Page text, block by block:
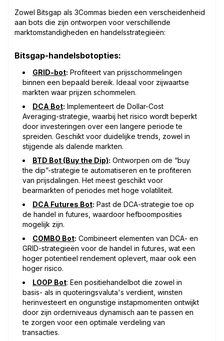
Zowel Bitsgap als 3Commas bieden een verscheidenheid
aan bots die zijn ontworpen voor verschillende
marktomstandigheden en handelsstrategieën:
Bitsgap-handelsbotopties:
GRID-bot: Profiteert van prijsschommelingen
binnen een bepaald bereik. Ideaal voor zijwaartse
markten waar prijzen schommelen.
DCA Bot: Implementeert de Dollar-Cost
Averaging-strategie, waarbij het risico wordt beperkt
door investeringen over een langere periode te
spreiden. Geschikt voor duidelijke trends, zowel in
stijgende als dalende markten.
BTD Bot (Buy the Dip): Ontworpen om de “buy
the dip”-strategie te automatiseren en te profiteren
van prijsdalingen. Het meest geschikt voor
bearmarkten of periodes met hoge volatiliteit.
DCA Futures Bot: Past de DCA-strategie toe op
de handel in futures, waardoor hefboomposities
mogelijk zijn.
COMBO Bot: Combineert elementen van DCA- en
GRID-strategieën voor de handel in futures, wat een
hoger potentieel rendement oplevert, maar ook een
hoger risico.
LOOP Bot: Een positiehandelbot die zowel in
basis- als in quoteringsvaluta's verdient, winsten
herinvesteert en ongunstige instapmomenten ontwijkt
door zijn orderniveaus dynamisch aan te passen en
te zorgen voor een optimale verdeling van
transacties.